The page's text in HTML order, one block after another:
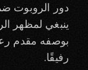
دور الروبوت
ينبغي لمظهر
بوصفه مقدم
رفيقًا.